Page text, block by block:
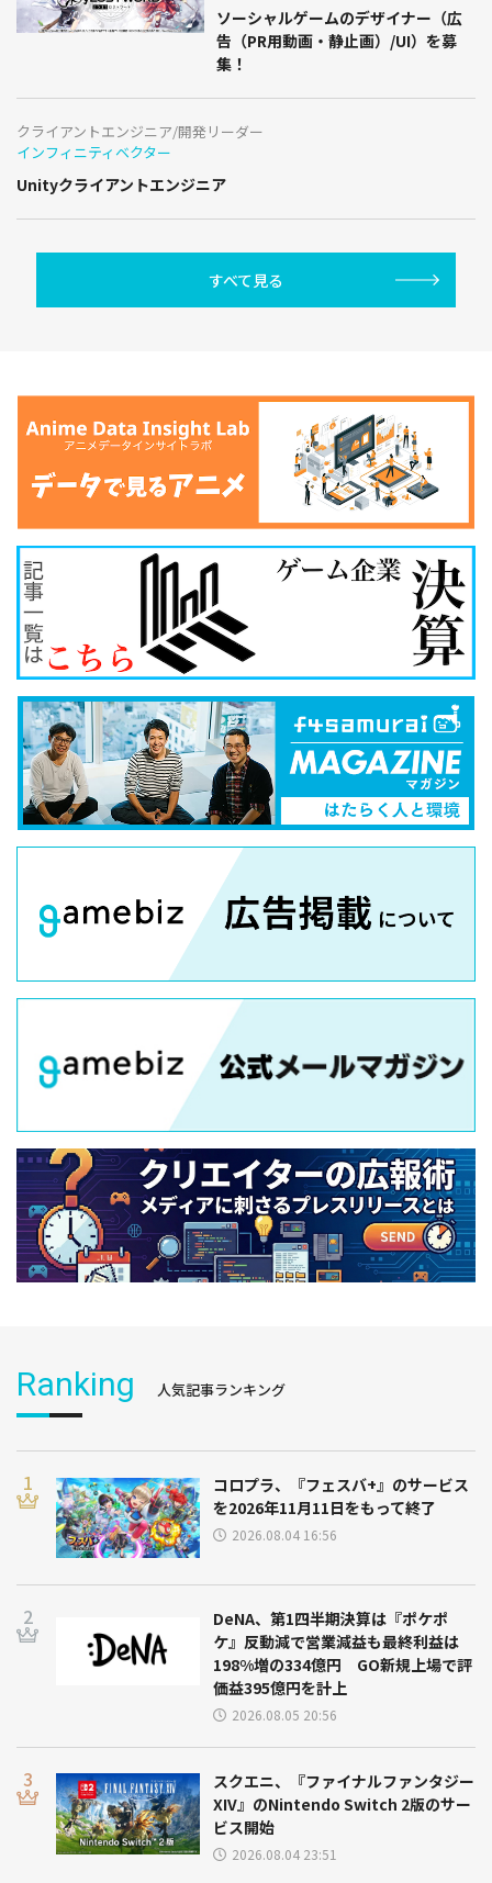
ソーシャルゲームのデザイナー（広
告（PR用動画・静止画）/UI）を募
集！
クライアントエンジニア/開発リーダー
インフィニティベクター
Unityクライアントエンジニア
すべて見る
Ranking 人気記事ランキング
コロプラ、『フェスバ+』のサービス
を2026年11月11日をもって終了
2026.08.04 16:56
DeNA、第1四半期決算は『ポケポ
ケ』反動減で営業減益も最終利益は
198%増の334億円 GO新規上場で評
価益395億円を計上
2026.08.05 20:56
スクエニ、『ファイナルファンタジー
XIV』のNintendo Switch 2版のサー
ビス開始
2026.08.04 23:51